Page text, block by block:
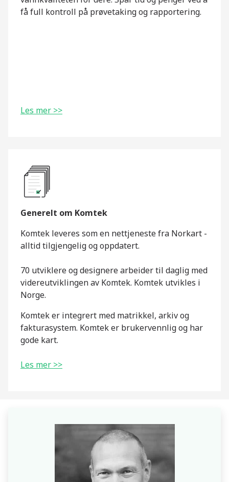
få full kontroll på prøvetaking og rapportering.
Les mer >>
Generelt om Komtek
Komtek leveres som en nettjeneste fra Norkart -
alltid tilgjengelig og oppdatert.
70 utviklere og designere arbeider til daglig med
videreutviklingen av Komtek. Komtek utvikles i
Norge.
Komtek er integrert med matrikkel, arkiv og
fakturasystem. Komtek er brukervennlig og har
gode kart.
Les mer >>